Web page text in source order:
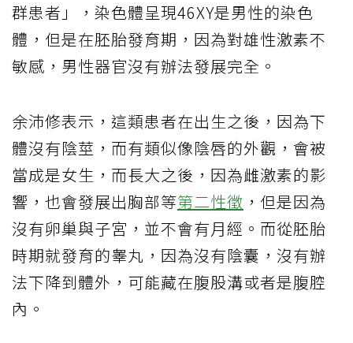
群患者」，染色體呈現46XY是男性的染色
體，但是在胚胎發育期，因為對雄性激素不
敏感，男性器官沒有辦法發展完全。
余沛修表示，這類患者在出生之後，因為下
體沒有陰莖，而有類似像陰唇的外觀，會被
當成是女生，而長大之後，因為雌激素的影
響，也會發展出胸部等第二性徵 ，但是因為
沒有卵巢與子宮，並不會有月經。而從胚胎
時期就發育的睾丸，因為沒有陰囊，沒有辦
法下降到體外，可能藏在腹股溝或者是腹腔
內。